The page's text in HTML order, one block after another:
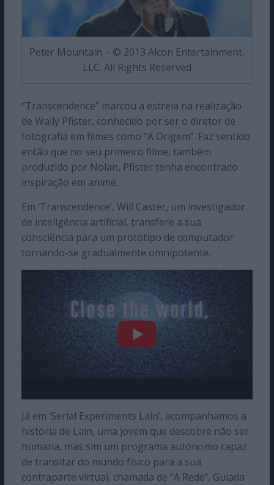
Peter Mountain – © 2013 Alcon Entertainment,
LLC. All Rights Reserved
“Transcendence” marcou a estreia na realização
de Wally Pfister, conhecido por ser o diretor de
fotografia em filmes como “A Origem”. Faz sentido
então que no seu primeiro filme, também
produzido por Nolan, Pfister tenha encontrado
inspiração em anime.
Em ‘Transcendence’, Will Caster, um investigador
de inteligência artificial, transfere a sua
consciência para um protótipo de computador
tornando-se gradualmente omnipotente.
Já em ‘Serial Experiments Lain’, acompanhamos a
história de Lain, uma jovem que descobre não ser
humana, mas sim um programa autónomo capaz
de transitar do mundo físico para a sua
contraparte virtual, chamada de “A Rede”. Guiada